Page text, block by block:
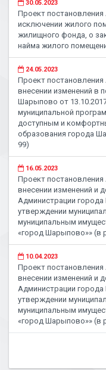
30.05.2023
Проект
исключении жилого
жилищного фонда, о
найма жилого
24.05.2023
Проект
внесении изменений в
Шарыпово от
муниципальной
доступным и
образования города
99)
16.05.2023
Проект
внесении изменений и
Администрации
утверждении
муниципальным
«город Шарыпово»» (в
10.04.2023
Проект
внесении изменений и
Администрации
утверждении
муниципальным
«город Шарыпово»» (в